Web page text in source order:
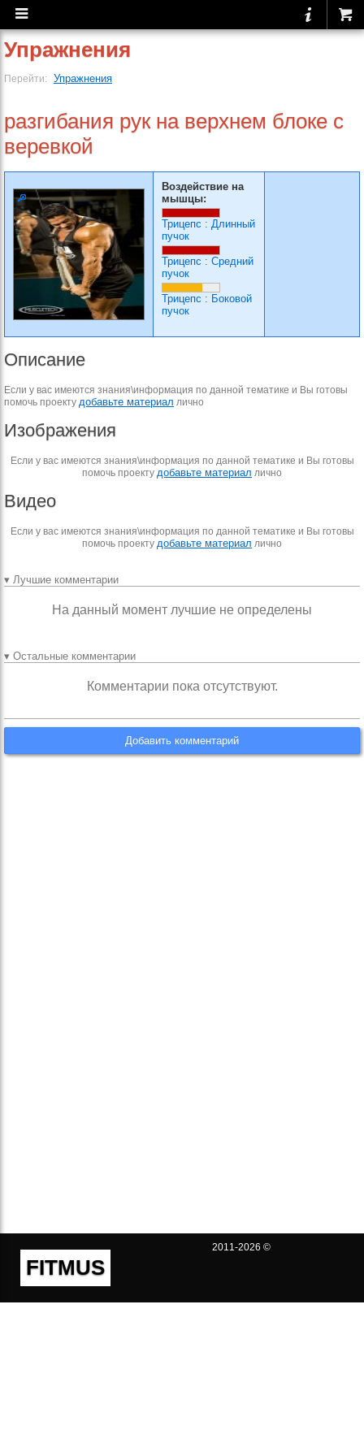
Упражнения
Перейти: Упражнения
разгибания рук на верхнем блоке с
веревкой
Воздействие на
мышцы:
Трицепс : Длинный
пучок
Трицепс : Средний
пучок
Трицепс : Боковой
пучок
Описание
Если у вас имеются знания\информация по данной тематике и Вы готовы
помочь проекту добавьте материал лично
Изображения
Если у вас имеются знания\информация по данной тематике и Вы готовы
помочь проекту добавьте материал лично
Видео
Если у вас имеются знания\информация по данной тематике и Вы готовы
помочь проекту добавьте материал лично
▾ Лучшие комментарии
На данный момент лучшие не определены
▾ Остальные комментарии
Комментарии пока отсутствуют.
Добавить комментарий
FITMUS
2011-2026 ©